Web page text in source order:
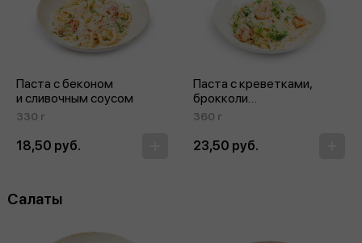
Паста с беконом
и сливочным соусом
330 г
18,50 руб.
Паста с креветками,
брокколи
и сыром «Дор блю»
360 г
23,50 руб.
Салаты